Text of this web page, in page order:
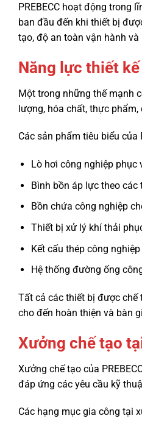
PREBECC hoạt động trong
ban đầu đến khi thiết bị
tạo, độ an toàn vận hành
Năng lực thiết
Một trong những thế mạnh
lượng, hóa chất, thực
Các sản phẩm tiêu biểu của
Lò hơi công nghiệp phục
Bình bồn áp lực theo
Bồn chứa công nghiệp
Thiết bị xử lý khí thải
Kết cấu thép công
Hệ thống đường ống
Tất cả các thiết bị được chế
cho đến hoàn thiện và bàn
Xưởng chế tạo
Xưởng chế tạo của
đáp ứng các yêu cầu kỹ
Các hạng mục gia công tại